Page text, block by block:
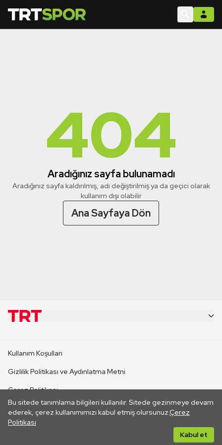
404
Aradığınız sayfa bulunamadı
Aradığınız sayfa kaldırılmış, adı değiştirilmiş ya da geçici olarak
kullanım dışı olabilir
Ana Sayfaya Dön
Bu sitede tanımlama bilgileri kullanılır. Sitede gezinmeye devam
ederek, çerez kullanımımızı kabul etmiş olursunuz.Çerez
Politikası
Kabul et
CANLI YAYINLAR
Kullanım Koşulları
Gizlilik Politikası ve Aydınlatma Metni
Çerez Politikası
İletişim
Her hakkı saklıdır. ©2026 TRT. Bağlantı yoluyla gidilen dış